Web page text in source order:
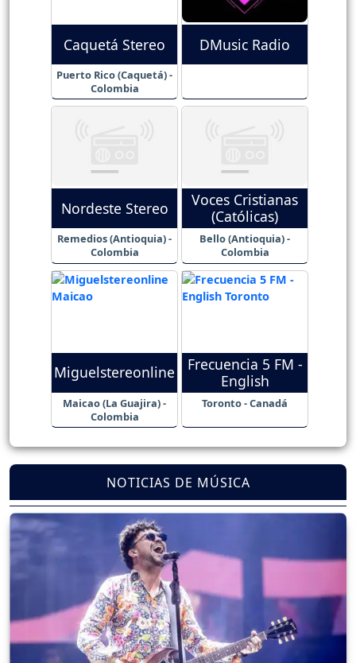
Caquetá Stereo
Puerto Rico (Caquetá) -
Colombia
DMusic Radio
Nordeste Stereo
Remedios (Antioquia) -
Colombia
Voces Cristianas
(Católicas)
Bello (Antioquia) -
Colombia
Miguelstereonline
Maicao (La Guajira) -
Colombia
Frecuencia 5 FM -
English
Toronto - Canadá
NOTICIAS DE MÚSICA